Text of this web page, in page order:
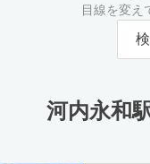
目線を変え
河内永和